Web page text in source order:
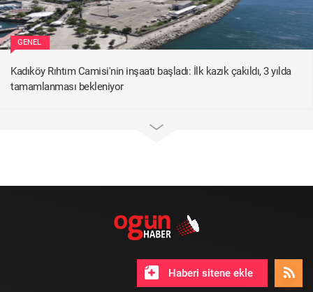
GENEL
Kadıköy Rıhtım Camisi'nin inşaatı başladı: İlk kazık çakıldı, 3 yılda
tamamlanması bekleniyor
Haberi sitene ekle